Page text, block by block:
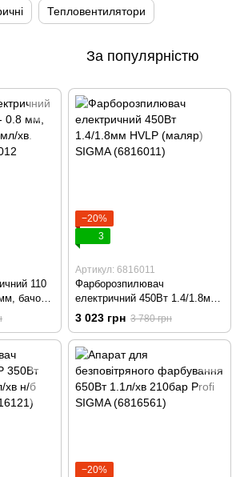
Тепловентилятори
За популярністю
110
бачок -
−20%
3
Артикул: 6816011
Фарборозпилювач
електричний 450Вт 1.4/1.8мм
HVLP (маляр) SIGMA
(6816011)
3 023 грн 3 780 грн
−20%